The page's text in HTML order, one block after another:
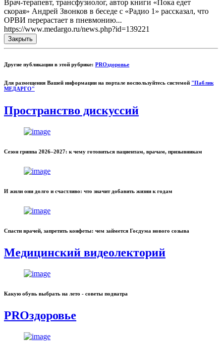
Врач-терапевт, трансфузиолог, автор книги «Пока едет
скорая» Андрей Звонков в беседе с «Радио 1» рассказал, что
ОРВИ перерастает в пневмонию...
https://www.medargo.ru/news.php?id=139221
Закрыть
Другие публикации в этой рубрике: PROздоровье
Для размещения Вашей информации на портале воспользуйтесь системой "Паблик
МЕДАРГО"
Пространство дискуссий
Сезон гриппа 2026–2027: к чему готовиться пациентам, врачам, призывникам
И жили они долго и счастливо: что значит добавить жизни к годам
Спасти врачей, запретить конфеты: чем займется Госдума нового созыва
Медицинский видеолекторий
Какую обувь выбрать на лето - советы подиатра
PROздоровье